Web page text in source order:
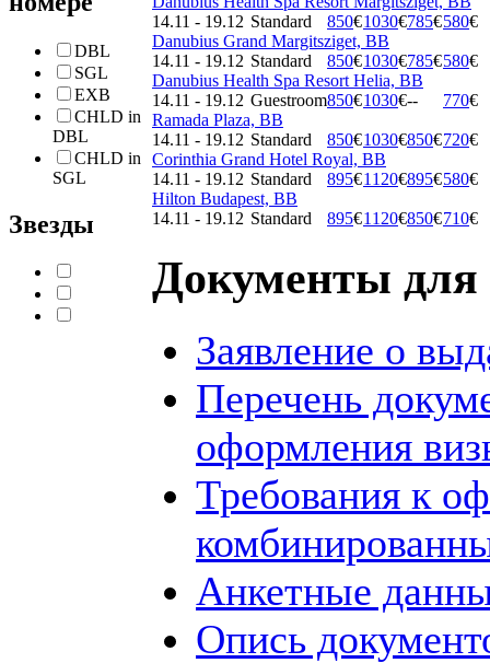
DBL
SGL
EXB
CHLD in
DBL
CHLD in
SGL
Звезды
14.11 - 19.12 Standard 850€1030€785€580€
Danubius Grand Margitsziget, BB
14.11 - 19.12 Standard 850€1030€785€580€
Danubius Health Spa Resort Helia, BB
14.11 - 19.12 Guestroom850€1030€-- 770€
Ramada Plaza, BB
14.11 - 19.12 Standard 850€1030€850€720€
Corinthia Grand Hotel Royal, BB
14.11 - 19.12 Standard 895€1120€895€580€
Hilton Budapest, BB
14.11 - 19.12 Standard 895€1120€850€710€
Документы
Заявление о
Перечень
оформления
Требования к
Анкетные
Опись